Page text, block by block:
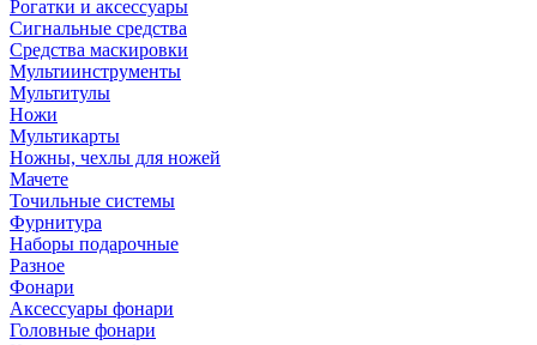
Рогатки и аксессуары
Сигнальные средства
Средства маскировки
Мультиинструменты
Мультитулы
Ножи
Мультикарты
Ножны, чехлы для ножей
Мачете
Точильные системы
Фурнитура
Наборы подарочные
Разное
Фонари
Аксессуары фонари
Головные фонари